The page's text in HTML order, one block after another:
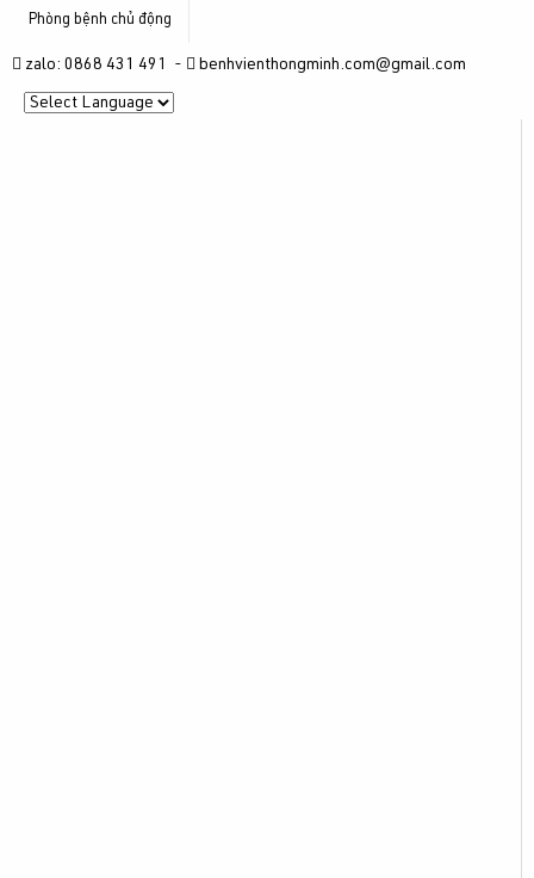
Phòng bệnh chủ động
zalo: 0868 431 491 - benhvienthongminh.com@gmail.com